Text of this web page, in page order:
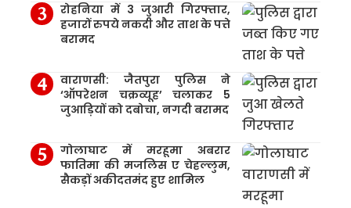
रोहनिया में 3 जुआरी गिरफ्तार,
हजारों रुपये नकदी और ताश के पत्ते
बरामद
वाराणसी: जैतपुरा पुलिस ने
‘ऑपरेशन चक्रव्यूह’ चलाकर 5
जुआड़ियों को दबोचा, नगदी बरामद
गोलाघाट में मरहूमा अबरार
फातिमा की मजलिस ए चेहल्लुम,
सैकड़ों अकीदतमंद हुए शामिल